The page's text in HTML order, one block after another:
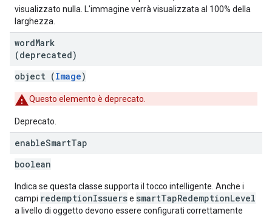
visualizzato nulla. L'immagine verrà visualizzata al 100% della
larghezza.
wordMark
(deprecated)
object (Image)
Questo elemento è deprecato.
Deprecato.
enableSmartTap
boolean
Indica se questa classe supporta il tocco intelligente. Anche i
campi redemptionIssuerse smartTapRedemptionLevel
a livello di oggetto devono essere configurati correttamente